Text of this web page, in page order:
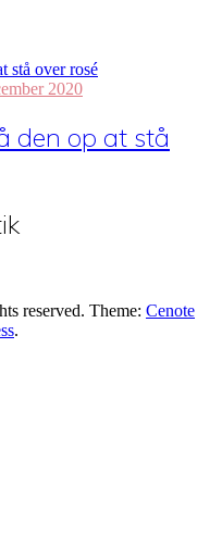
2020
den op at stå
reserved. Theme: Cenote
.